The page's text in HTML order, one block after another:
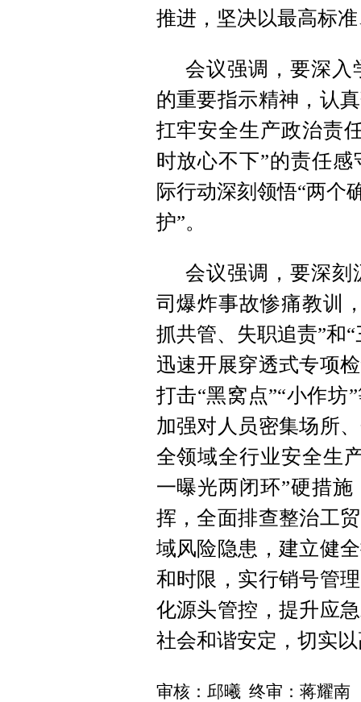
推进，坚决以最高标
会议强调，要深入
的重要指示精神，认
扛牢安全生产政治责
时放心不下”的责任
际行动深刻领悟“两个
护”。
会议强调，要深刻
司爆炸事故惨痛教训
抓共管、失职追责”和
迅速开展穿透式专项
打击“黑窝点”“小作坊
加强对人员密集场所
全领域全行业安全生
一曝光两闭环”硬措
挥，全面排查整治工
域风险隐患，建立健
和时限，实行销号管
化源头管控，提升应
社会和谐安定，切实
审核：邱曦 终审：蒋耀南